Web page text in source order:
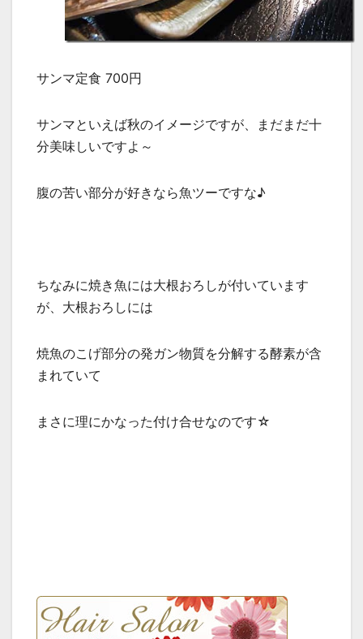
サンマ定食 700円
サンマといえば秋のイメージですが、まだまだ十
分美味しいですよ～
腹の苦い部分が好きなら魚ツーですな♪
ちなみに焼き魚には大根おろしが付いています
が、大根おろしには
焼魚のこげ部分の発ガン物質を分解する酵素が含
まれていて
まさに理にかなった付け合せなのです☆